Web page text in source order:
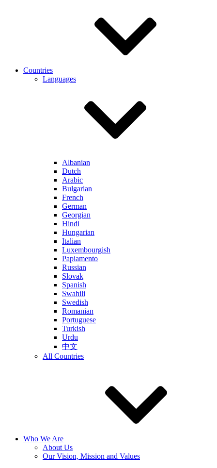
Countries
Languages
Albanian
Dutch
Arabic
Bulgarian
French
German
Georgian
Hindi
Hungarian
Italian
Luxembourgish
Papiamento
Russian
Slovak
Spanish
Swahili
Swedish
Romanian
Portuguese
Turkish
Urdu
中文
All Countries
Who We Are
About Us
Our Vision, Mission and Values